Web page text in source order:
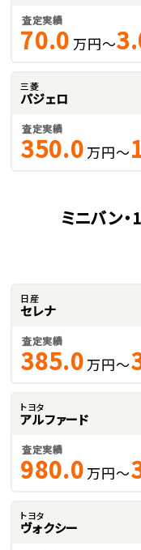
査定実績
70.0 万円～
三菱
パジェロ
査定実績
350.0 万円～
ミニバン
日産
セレナ
査定実績
385.0 万円～
トヨタ
アルファード
査定実績
980.0 万円～
トヨタ
ヴォクシー